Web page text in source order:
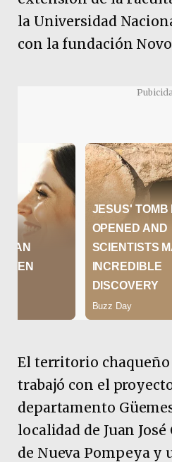
la Universidad
con la fundación
El territorio chaqueño
trabajó con el
departamento
localidad de Juan
de Nueva Pompeya y